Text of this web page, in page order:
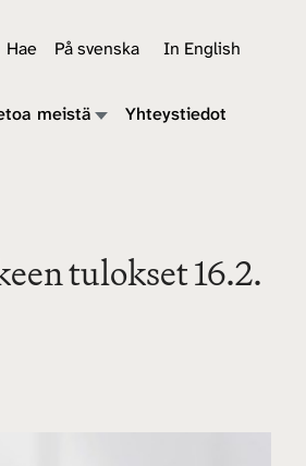
Hae På svenska In English
meistä Yhteystiedot
tulokset 16.2.